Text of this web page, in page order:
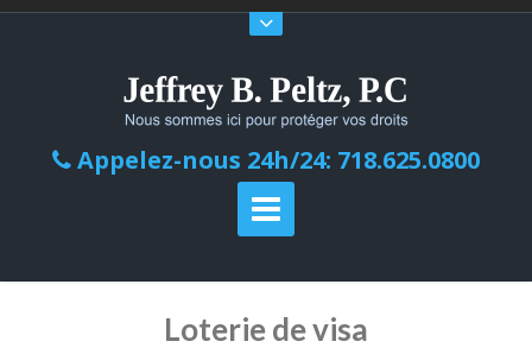
Appelez-nous 24h/24: 718.625.0800
Loterie de visa